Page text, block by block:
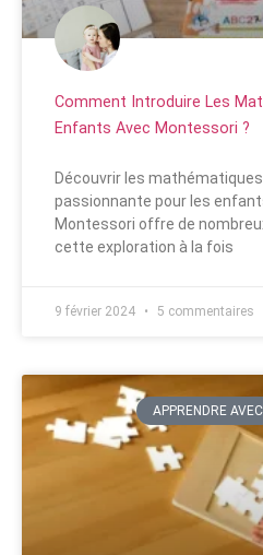
Comment Introduire Les
Enfants Avec Montessori ?
Découvrir les
passionnante pour les
Montessori offre de
cette exploration à la fois
9 février 2024 5 commentaires
APPRENDRE